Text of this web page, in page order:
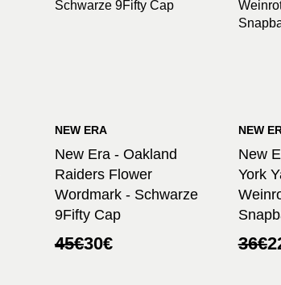
NEW ERA
New Era - Oakland
Raiders Flower
Wordmark - Schwarze
9Fifty Cap
45€
Ursprünglicher
30€
Aktueller
NEW
New
York
36€